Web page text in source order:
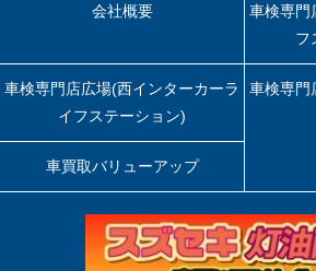
会社概要
車検専門
フ
車検専門店広場(西インターカーラ
イフステーション)
車検専門
車買取バリューアップ